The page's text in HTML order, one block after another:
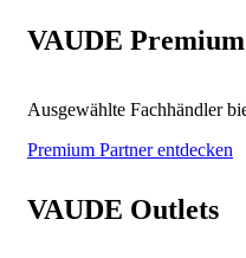
VAUDE
Ausgewählte Fachhändler
Premium Partner entdecken
VAUDE Outlets